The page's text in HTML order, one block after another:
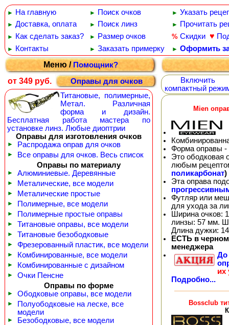
► На главную ► Поиск очков ► Указать
► Доставка, оплата ► Поиск линз ► Прочитать
► Как сделать заказ? ► Размер очков % Скидки ♥
► Контакты ► Заказать примерку ► Оформить
Меню /Помощник?
от 349 руб.
Оправы для очков
Титановые, полимерные,
Метал. Различная
форма и дизайн.
Бесплатная работа мастера по
установке линз. Любые диоптрии
Оправы для изготовления очков
► Распродажа оправ для очков
►
Все оправы для очков. Весь список
Оправы по материалу
► Алюминиевые. Деревянные
► Металические, все модели
► Металические простые
► Полимерные, все модели
► Полимерные простые оправы
► Титановые оправы, все модели
► Титановые безободковые
► Фрезерованный пластик, все модели
► Комбинированные, все модели
► Комбинированные с дизайном
►
Очки Пенсне
Оправы по форме
► Ободковые оправы, все модели
►
Полуободковые на леске, все
модели
► Безободковые, все модели
Включить
компактный
Mien
Форма оправы -
Это ободковая
любым
поликарбонат)
Эта оправа
Футляр или
для ухода за
Ширина очков:
линзы: 57 мм.
Длина дужки:
ЕСТЬ в черном
менеджера
До
их
Подробно...
Bossclub